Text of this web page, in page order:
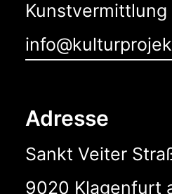
Kunstvermittlung
Adresse
Sankt Veiter
9020 Klagenfurt